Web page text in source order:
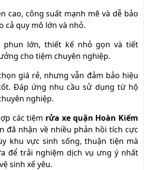
cao, công suất mạnh mẽ và dễ bảo
cả quy mô lớn và nhỏ.
phun lớn, thiết kế nhỏ gọn và tiết
cho tiệm chuyên nghiệp.
giá rẻ, nhưng vẫn đảm bảo hiệu
Đáp ứng nhu cầu sử dụng từ hộ
nghiệp.
các tiệm rửa xe quận Hoàn Kiếm
đã nhận về nhiều phản hồi tích cực
khu vực sinh sống, thuận tiện mà
để trải nghiệm dịch vụ ưng ý nhất
sinh xế yêu.